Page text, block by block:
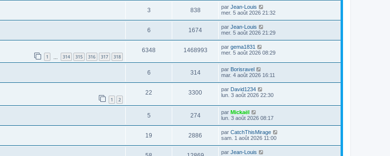
3 838 par Jean-Louis
mer. 5 août 2026 21:32
6 1674 par Jean-Louis
mer. 5 août 2026 21:29
1 314 315 316 317 318
6348 1468993 par gema1831
mer. 5 août 2026 08:29
6 314 par Borisravel
mar. 4 août 2026 16:11
1 2
22 3300 par David1234
lun. 3 août 2026 22:30
5 274 par Mickaël
lun. 3 août 2026 08:17
19 2886 par CatchThisMirage
sam. 1 août 2026 11:00
par Jean-Louis